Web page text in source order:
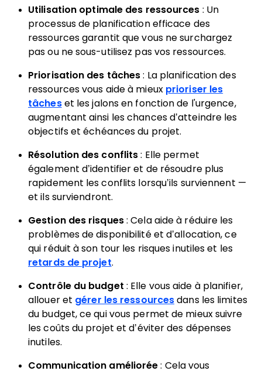
Utilisation optimale des ressources : Un
processus de planification efficace des
ressources garantit que vous ne surchargez
pas ou ne sous-utilisez pas vos ressources.
Priorisation des tâches : La planification des
ressources vous aide à mieux prioriser les
tâcheset les jalons en fonction de l'urgence,
augmentant ainsi les chances d’atteindre les
objectifs et échéances du projet.
Résolution des conflits : Elle permet
également d’identifier et de résoudre plus
rapidement les conflits lorsqu’ils surviennent —
et ils surviendront.
Gestion des risques: Cela aide à réduire les
problèmes de disponibilité et d’allocation, ce
qui réduit à son tour les risques inutiles et les
retards de projet.
Contrôle du budget : Elle vous aide à planifier,
allouer et gérer les ressources dans les limites
du budget, ce qui vous permet de mieux suivre
les coûts du projet et d’éviter des dépenses
inutiles.
Communication améliorée : Cela vous